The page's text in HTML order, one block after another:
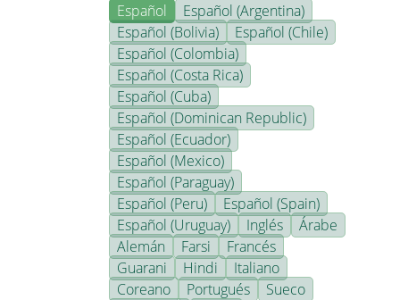
Español
Español (Argentina)
Español (Bolivia)
Español (Chile)
Español (Colombia)
Español (Costa Rica)
Español (Cuba)
Español (Dominican Republic)
Español (Ecuador)
Español (Mexico)
Español (Paraguay)
Español (Peru)
Español (Spain)
Español (Uruguay)
Inglés
Árabe
Alemán
Farsi
Francés
Guarani
Hindi
Italiano
Coreano
Portugués
Sueco